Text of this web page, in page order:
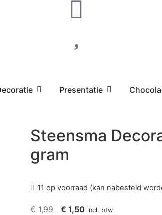
Presentatie
Steensma
gram
11 op voorraad (kan nabesteld
€1,99 € 1,50 incl. btw